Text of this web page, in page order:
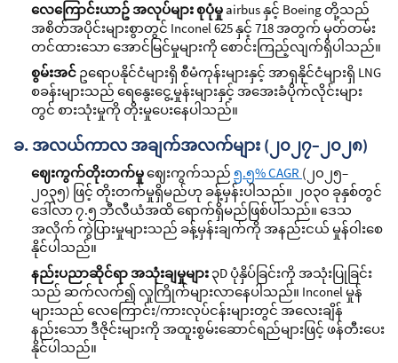
လေကြောင်းယာဥ် အလုပ်များ စုပုံမှုairbus နှင့် Boeing တို့သည်
အစိတ်အပိုင်းများစွာတွင် Inconel 625 နှင့် 718 အတွက် မှတ်တမ်း
တင်ထားသော အောင်မြင်မှုများကို စောင်းကြည့်လျက်ရှိပါသည်။
စွမ်းအင် ဥရောပနိုင်ငံများရှိ စီမံကုန်းများနှင့် အာရှနိုင်ငံများရှိ LNG
စခန်းများသည် ရေနွေးငွေ့မှုန်းများနှင့် အအေးခံပိုက်လိုင်းများ
တွင် စားသုံးမှုကို တိုးမှုပေးနေပါသည်။
ခ. အလယ်ကာလ အချက်အလက်များ (၂၀၂၇–၂၀၂၈)
ဈေးကွက်တိုးတက်မှုဈေးကွက်သည် ၅.၅% CAGR (၂၀၂၅–
၂၀၃၅) ဖြင့် တိုးတက်မှုရှိမည်ဟု ခန့်မှန်းပါသည်။ ၂၀၃၀ ခုနှစ်တွင်
ဒေါ်လာ ၇.၅ ဘီလီယံအထိ ရောက်ရှိမည်ဖြစ်ပါသည်။ ဒေသ
အလိုက် ကွဲပြားမှုများသည် ခန့်မှန်းချက်ကို အနည်းငယ် မှုန်ဝါးစေ
နိုင်ပါသည်။
နည်းပညာဆိုင်ရာ အသုံးချမှုများ ၃D ပုံနှိပ်ခြင်းကို အသုံးပြုခြင်း
သည် ဆက်လက်၍ လူကြိုက်များလာနေပါသည်။ Inconel မှုန်
များသည် လေကြောင်း/ကားလုပ်ငန်းများတွင် အလေးချိန်
နည်းသော ဒီဇိုင်းများကို အထူးစွမ်းဆောင်ရည်များဖြင့် ဖန်တီးပေး
နိုင်ပါသည်။